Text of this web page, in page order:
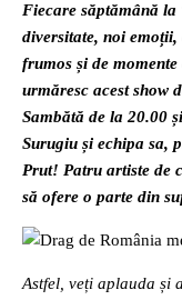
Fiecare săptămână
diversitate, noi emoții,
frumos și de
urmăresc acest show
Sambătă de la 20.00
Surugiu și echipa sa,
Prut! Patru artiste de
să ofere o parte din
Astfel, veți aplauda și